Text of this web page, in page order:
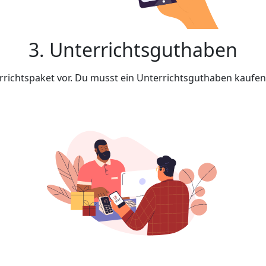
3. Unterrichtsguthaben
vor. Du musst ein Unterrichtsguthaben